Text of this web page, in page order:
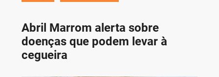
Abril Marrom alerta sobre
doenças que podem levar à
cegueira